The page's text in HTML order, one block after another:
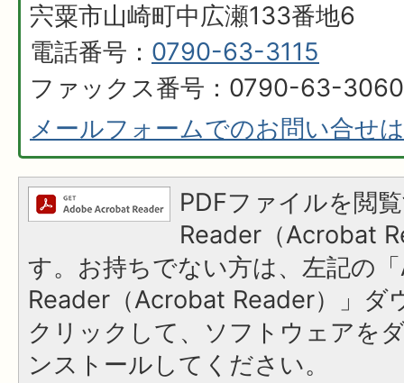
宍粟市山崎町中広瀬133番地6
電話番号： 0790-63-3115
ファックス番号：0790-63-3060
メールフォームでのお問い合せ
PDFファイルを閲
Reader（Acrobat
す。お持ちでない方は、左記の
Reader（Acrobat Reader）」ダ
クリックして、ソフトウェアを
ンストールしてください。